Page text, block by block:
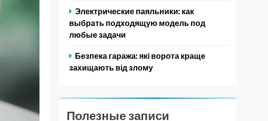
Электрические паяльники: как
выбрать подходящую модель под
любые задачи
Безпека гаража: які ворота краще
захищають від злому
Полезные записи